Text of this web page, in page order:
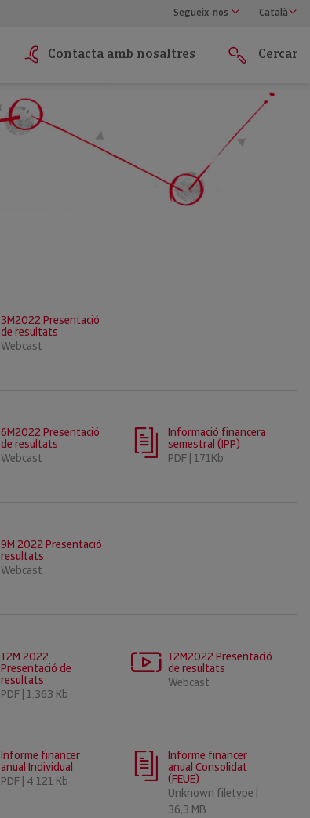
Segueix-nos Català
Contacta amb nosaltres Cercar
3M2022 Presentació
de resultats
Webcast
6M2022 Presentació
de resultats
Webcast
Informació financera
semestral (IPP)
PDF | 171Kb
9M 2022 Presentació
resultats
Webcast
12M 2022
Presentació de
resultats
PDF | 1.363 Kb
12M2022 Presentació
de resultats
Webcast
Informe financer
anual Individual
PDF | 4.121 Kb
Informe financer
anual Consolidat
(FEUE)
Unknown filetype |
36,3 MB